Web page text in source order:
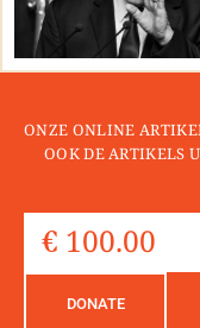
ONZE ONLINE
OOK DE ARTIKELS
DONATE